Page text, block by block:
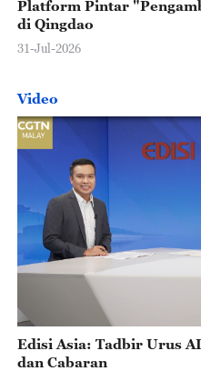
Platform Pintar
di Qingdao
31-Jul-2026
Video
Edisi Asia: Tadbir Urus
dan Cabaran